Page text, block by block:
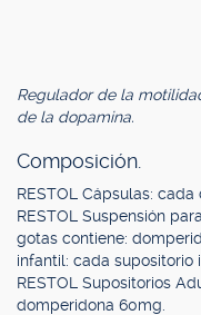
Regulador de la
de la dopamina.
Composición.
RESTOL Cápsulas:
RESTOL Suspensión
gotas contiene:
infantil: cada supositorio
RESTOL Supositorios
domperidona 60mg.